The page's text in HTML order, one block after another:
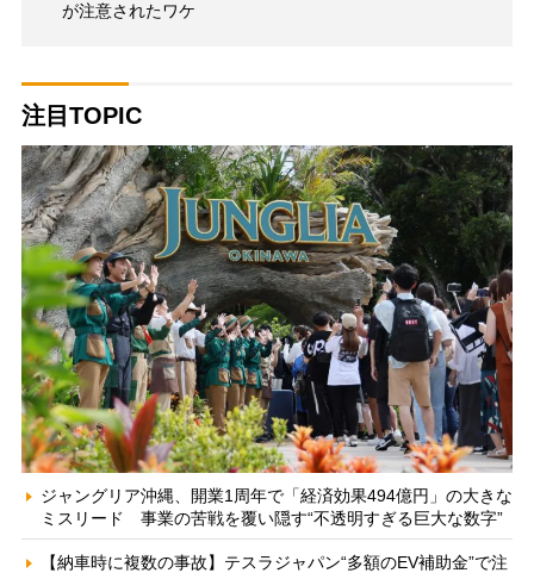
が注意されたワケ
注目TOPIC
ジャングリア沖縄、開業1周年で「経済効果494億円」の大きな
ミスリード 事業の苦戦を覆い隠す“不透明すぎる巨大な数字”
【納車時に複数の事故】テスラジャパン“多額のEV補助金”で注